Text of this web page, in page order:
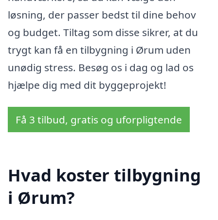
løsning, der passer bedst til dine behov
og budget. Tiltag som disse sikrer, at du
trygt kan få en tilbygning i Ørum uden
unødig stress. Besøg os i dag og lad os
hjælpe dig med dit byggeprojekt!
Få 3 tilbud, gratis og uforpligtende
Hvad koster tilbygning
i Ørum?